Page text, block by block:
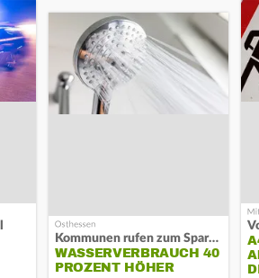
Kommunen rufen zum Sparen auf
WASSERVERBRAUCH 40
PROZENT HÖHER